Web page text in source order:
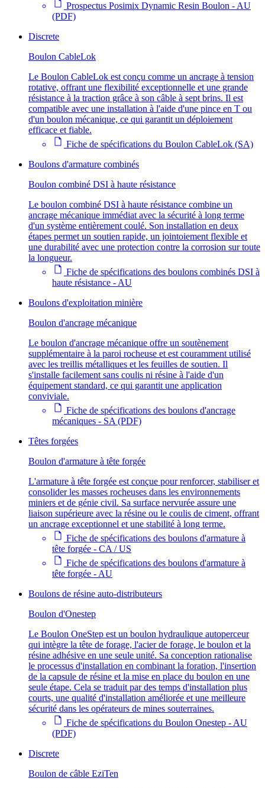
Prospectus Posimix Dynamic Resin Boulon - AU
(PDF)
Discrete
Boulon CableLok
Le Boulon CableLok est conçu comme un ancrage à tension
rotative, offrant une flexibilité exceptionnelle et une grande
résistance à la traction grâce à son câble à sept brins. Il est
compatible avec une installation à l'aide d'une pince en T ou
d'un boulon mécanique, ce qui garantit un déploiement
efficace et fiable.
Fiche de spécifications du Boulon CableLok (SA)
Boulons d'armature combinés
Boulon combiné DSI à haute résistance
Le boulon combiné DSI à haute résistance combine un
ancrage mécanique immédiat avec la sécurité à long terme
d'un système entièrement coulé. Son installation en deux
étapes permet un soutien rapide, un jointoiement flexible et
une durabilité avec une protection contre la corrosion sur toute
la longueur.
Fiche de spécifications des boulons combinés DSI à
haute résistance - AU
Boulons d'exploitation minière
Boulon d'ancrage mécanique
Le boulon d'ancrage mécanique offre un soutènement
supplémentaire à la paroi rocheuse et est couramment utilisé
avec les treillis métalliques et les feuilles de soutien. Il
s'installe facilement sans coulis ni résine à l'aide d'un
équipement standard, ce qui garantit une application
conviviale.
Fiche de spécifications des boulons d'ancrage
mécaniques - SA (PDF)
Têtes forgées
Boulon d'armature à tête forgée
L'armature à tête forgée est conçue pour renforcer, stabiliser et
consolider les masses rocheuses dans les environnements
miniers et de génie civil. Sa surface nervurée assure une
liaison supérieure avec la résine ou le coulis de ciment, offrant
un ancrage exceptionnel et une stabilité à long terme.
Fiche de spécifications des boulons d'armature à
tête forgée - CA / US
Fiche de spécifications des boulons d'armature à
tête forgée - AU
Boulons de résine auto-distributeurs
Boulon d'Onestep
Le Boulon OneStep est un boulon hydraulique autoperceur
qui intègre la tête de forage, l'acier de forage, le boulon et la
résine adhésive en une seule unité. Sa conception rationalise
le processus d'installation en combinant la foration, l'insertion
de la capsule de résine et la mise en place du boulon en une
seule étape. Cela se traduit par des temps d'installation plus
courts, une qualité d'installation améliorée et une meilleure
sécurité dans les opérateurs de mines souterraines.
Fiche de spécifications du Boulon Onestep - AU
(PDF)
Discrete
Boulon de câble EziTen